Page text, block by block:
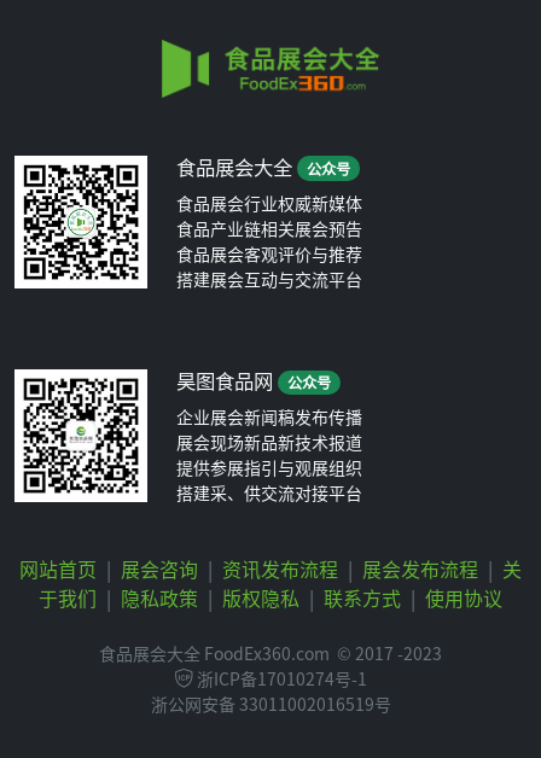
食品展会大全 公众号
食品展会行业权威新媒体
食品产业链相关展会预告
食品展会客观评价与推荐
搭建展会互动与交流平台
昊图食品网 公众号
企业展会新闻稿发布传播
展会现场新品新技术报道
提供参展指引与观展组织
搭建采、供交流对接平台
网站首页 | 展会咨询 | 资讯发布流程 | 展会发布流程 | 关
于我们 | 隐私政策 | 版权隐私 | 联系方式 | 使用协议
食品展会大全 FoodEx360.com © 2017 -2023
浙ICP备17010274号-1
浙公网安备 33011002016519号